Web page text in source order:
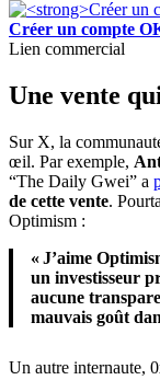
Créer un compte
Lien commercial
Une vente
Sur X, la
œil. Par exemple,
“The Daily Gwei” a
de cette vente.
Optimism :
« J’aime
un investisseur
aucune
mauvais goût
Un autre internaute,